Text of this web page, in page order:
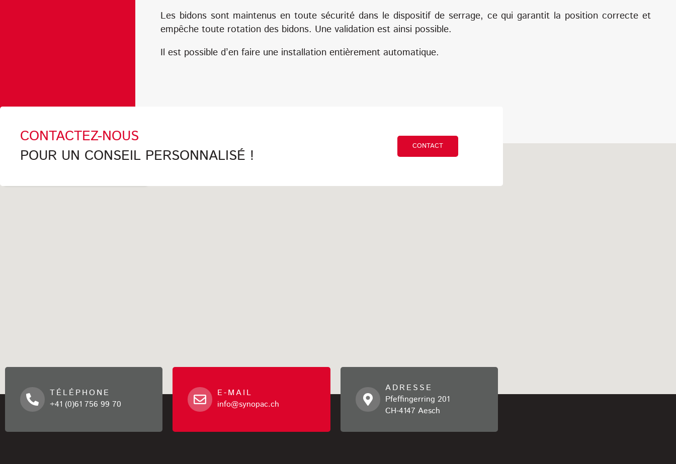
Les bidons sont maintenus en toute sécurité dans le dispositif de serrage, ce qui garantit la position correcte et
empêche toute rotation des bidons. Une validation est ainsi possible.
Il est possible d’en faire une installation entièrement automatique.
CONTACTEZ-NOUS
POUR UN CONSEIL PERSONNALISÉ !
CONTACT
TÉLÉPHONE
+41 (0)61 756 99 70
E-MAIL
info@synopac.ch
ADRESSE
Pfeffingerring 201
CH-4147 Aesch